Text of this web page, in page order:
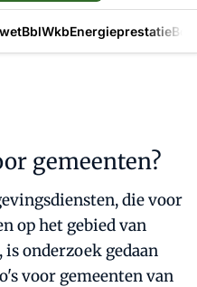
BblWkbEnergieprestatie
gemeenten?
die voor
op het gebied van
onderzoek gedaan
voor gemeenten van